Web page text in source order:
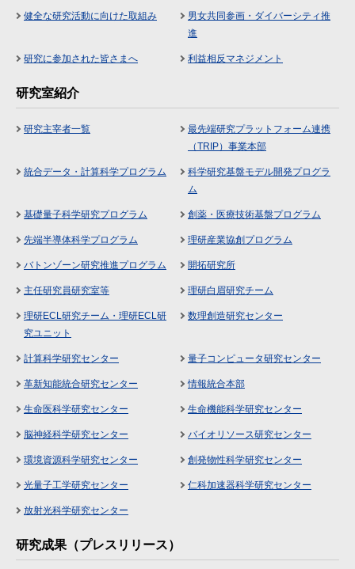
健全な研究活動に向けた取組み
男女共同参画・ダイバーシティ推
進
研究に参加された皆さまへ 利益相反マネジメント
研究室紹介
研究主宰者一覧
最先端研究プラットフォーム連携
（TRIP）事業本部
統合データ・計算科学プログラム
科学研究基盤モデル開発プログラ
ム
基礎量子科学研究プログラム 創薬・医療技術基盤プログラム
先端半導体科学プログラム 理研産業協創プログラム
バトンゾーン研究推進プログラム 開拓研究所
主任研究員研究室等 理研白眉研究チーム
理研ECL研究チーム・理研ECL研
究ユニット
数理創造研究センター
計算科学研究センター 量子コンピュータ研究センター
革新知能統合研究センター 情報統合本部
生命医科学研究センター 生命機能科学研究センター
脳神経科学研究センター バイオリソース研究センター
環境資源科学研究センター 創発物性科学研究センター
光量子工学研究センター 仁科加速器科学研究センター
放射光科学研究センター
研究成果（プレスリリース）